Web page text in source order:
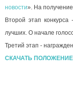
новости». На
Второй этап
лучших. О начале
Третий этап -
СКАЧАТЬ ПОЛОЖЕНИЕ